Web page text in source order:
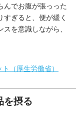
んでお腹が張っった
すぎると、便が緩く
を意識しながら、
（厚生労働省）
を摂る